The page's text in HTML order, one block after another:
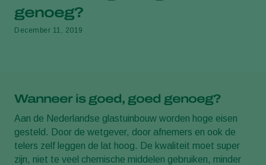
genoeg?
December 11, 2019
Wanneer is goed, goed genoeg?
Aan de Nederlandse glastuinbouw worden hoge eisen
gesteld. Door de wetgever, door afnemers en ook de
telers zelf leggen de lat hoog. De kwaliteit moet super
zijn, niet te veel chemische middelen gebruiken, minder